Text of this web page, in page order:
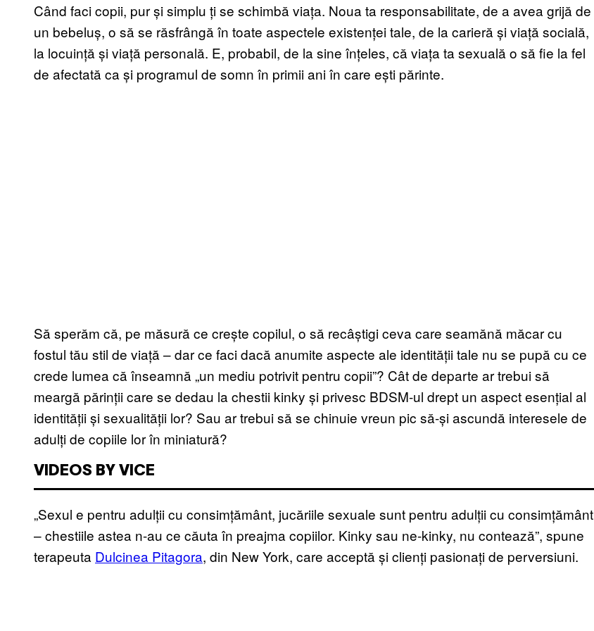
Când faci copii, pur și simplu ți se schimbă viața. Noua ta responsabilitate, de a avea grijă de
un bebeluș, o să se răsfrângă în toate aspectele existenței tale, de la carieră și viață socială,
la locuință și viață personală. E, probabil, de la sine înțeles, că viața ta sexuală o să fie la fel
de afectată ca și programul de somn în primii ani în care ești părinte.
Să sperăm că, pe măsură ce crește copilul, o să recâștigi ceva care seamănă măcar cu
fostul tău stil de viață – dar ce faci dacă anumite aspecte ale identității tale nu se pupă cu ce
crede lumea că înseamnă „un mediu potrivit pentru copii”? Cât de departe ar trebui să
meargă părinții care se dedau la chestii kinky și privesc BDSM-ul drept un aspect esențial al
identității și sexualității lor? Sau ar trebui să se chinuie vreun pic să-și ascundă interesele de
adulți de copiile lor în miniatură?
VIDEOS BY VICE
„Sexul e pentru adulții cu consimțământ, jucăriile sexuale sunt pentru adulții cu consimțământ
– chestiile astea n-au ce căuta în preajma copiilor. Kinky sau ne-kinky, nu contează”, spune
terapeuta Dulcinea Pitagora, din New York, care acceptă și clienți pasionați de perversiuni.